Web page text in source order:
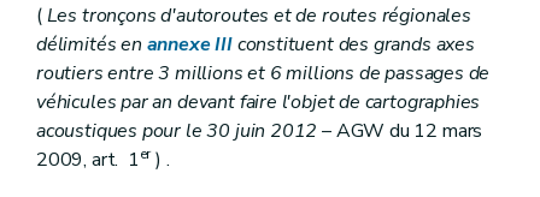
(Les tronçons d'autoroutes et de routes régionales
délimités en annexe IIIconstituent des grands axes
routiers entre 3 millions et 6 millions de passages de
véhicules par an devant faire l'objet de cartographies
acoustiques pour le 30 juin 2012 – AGW du 12 mars
2009, art. 1er) .